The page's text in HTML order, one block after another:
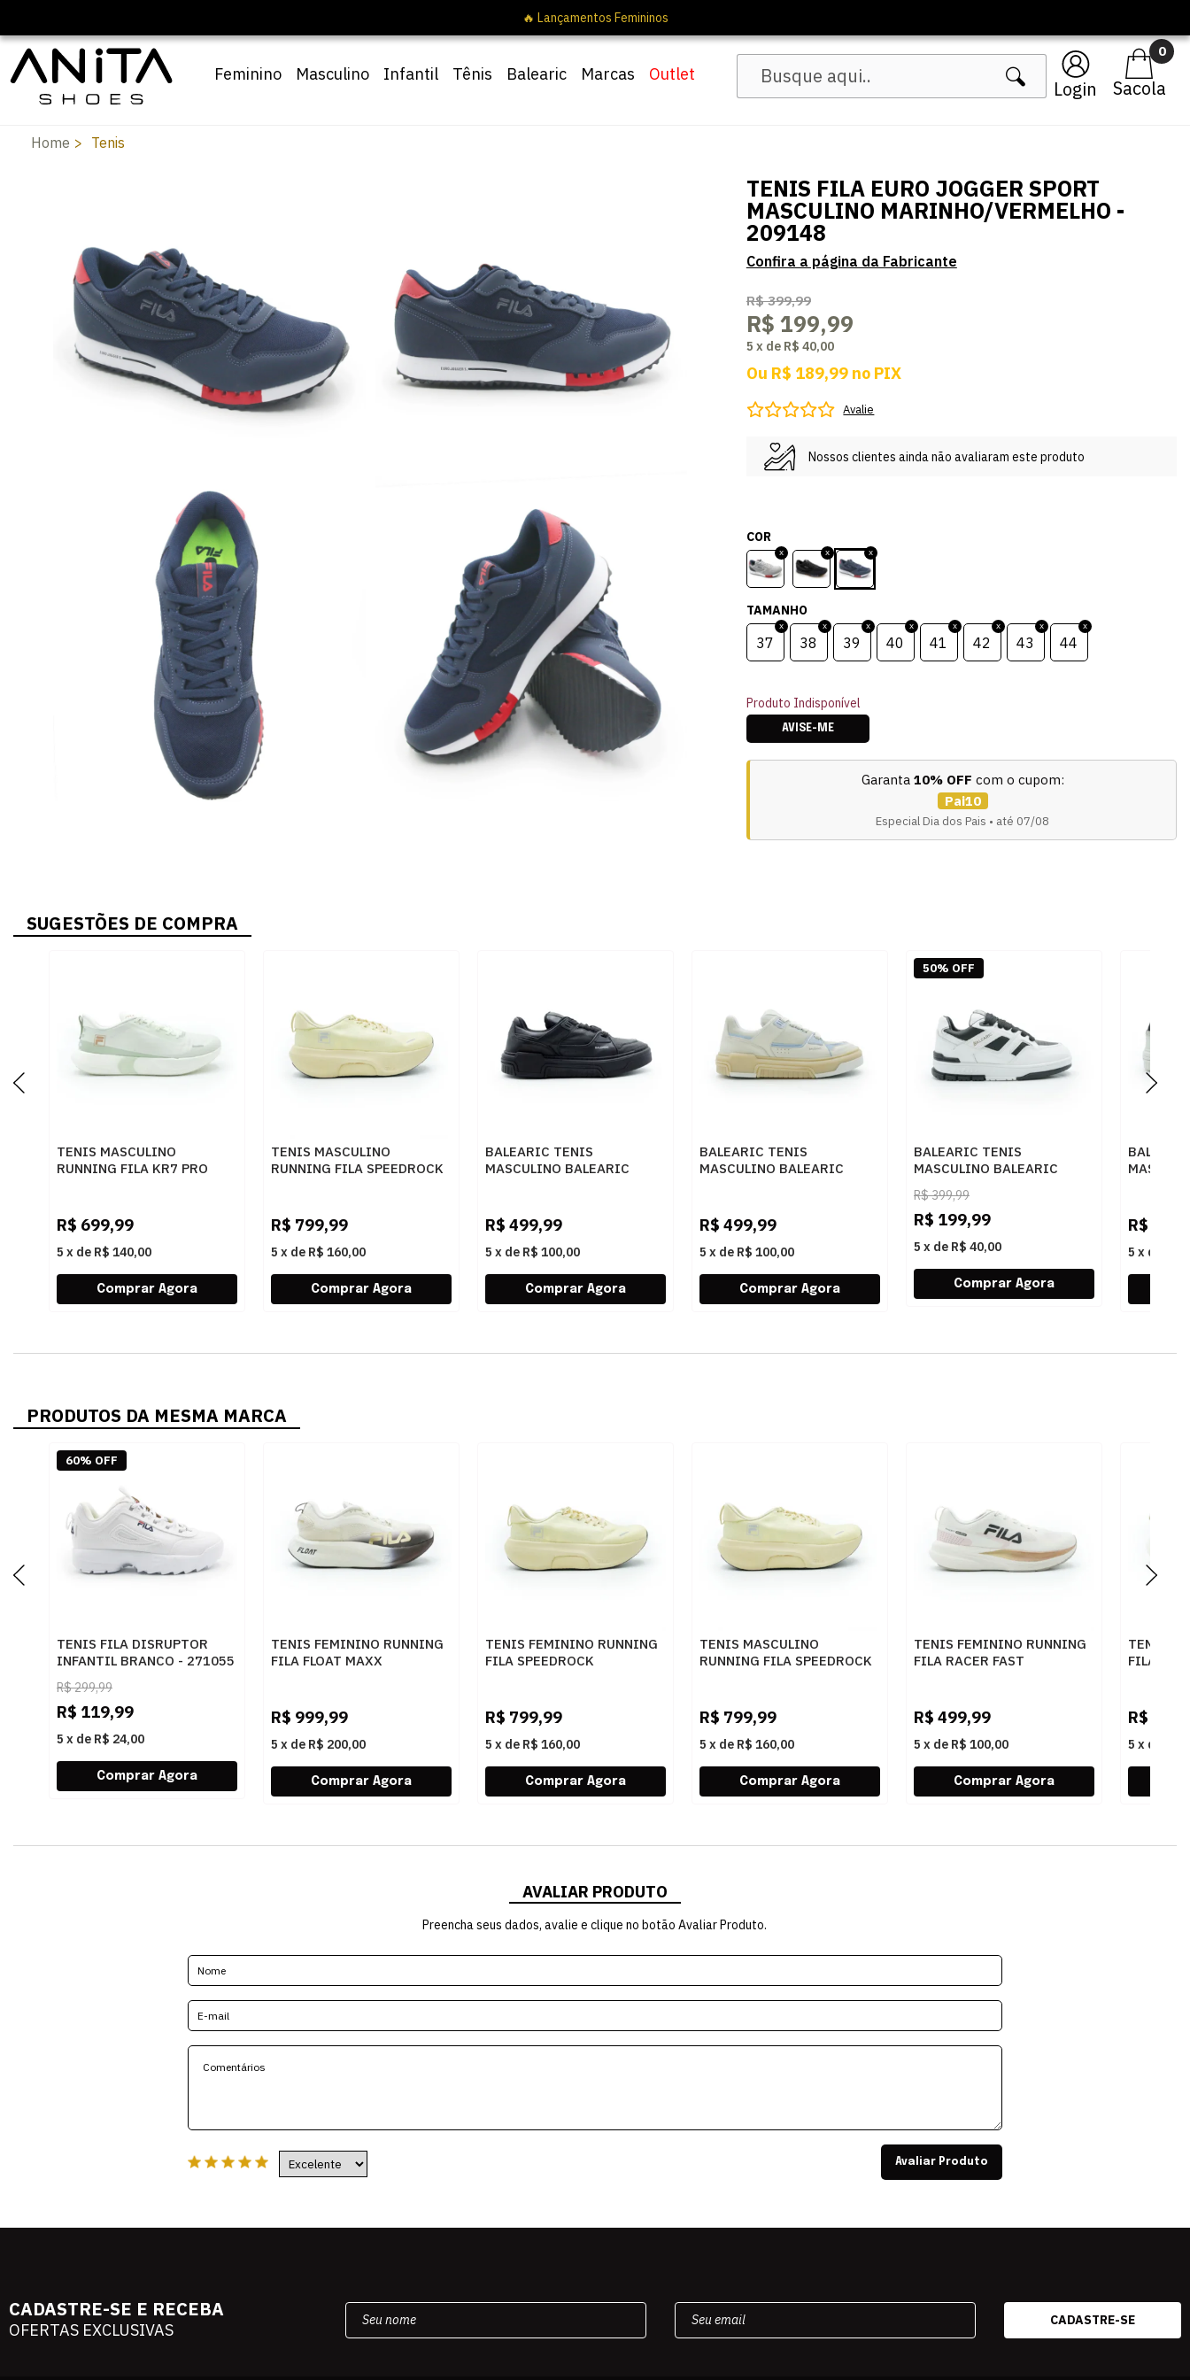
Login
0
Feminino Masculino Infantil Tênis Balearic Marcas Outlet
Home Tenis
TENIS FILA EURO JOGGER SPORT
MASCULINO MARINHO/VERMELHO -
209148
R$ 399,99
R$ 199,99
5 x de R$ 40,00
Ou R$ 189,99 no PIX
Avalie
Nossos clientes ainda não avaliaram este produto
COR
TAMANHO
37 38 39 40 41 42 43 44
Produto Indisponível
AVISE-ME
Garanta 10% OFF com o cupom:
Pai10
Especial Dia dos Pais • até 07/08
SUGESTÕES DE COMPRA
TENIS MASCULINO
RUNNING FILA KR7 PRO
R$ 699,99
5 x de R$ 140,00
TENIS MASCULINO
RUNNING FILA SPEEDROCK
R$ 799,99
5 x de R$ 160,00
BALEARIC TENIS
MASCULINO BALEARIC
PRETO
R$ 499,99
5 x de R$ 100,00
BALEARIC TENIS
MASCULINO BALEARIC
R$ 499,99
5 x de R$ 100,00
BALEARIC TENIS
MASCULINO BALEARIC
MAIORCA
RAP65000BATNF93
BRANCOPRETO
R$399,99
R$ 199,99
5 x de R$ 40,00
50% OFF
R$
5 x de
PRODUTOS DA MESMA MARCA
TENIS FILA DISRUPTOR
INFANTIL BRANCO - 271055
R$299,99
R$ 119,99
5 x de R$ 24,00
60% OFF
TENIS FEMININO RUNNING
FILA FLOAT MAXX
R$ 999,99
5 x de R$ 200,00
TENIS FEMININO RUNNING
FILA SPEEDROCK
R$ 799,99
5 x de R$ 160,00
TENIS MASCULINO
RUNNING FILA SPEEDROCK
R$ 799,99
5 x de R$ 160,00
TENIS FEMININO RUNNING
FILA RACER FAST
R$ 499,99
5 x de R$ 100,00
TENIS
FILA
R$
5 x de
AVALIAR PRODUTO
Preencha seus dados, avalie e clique no botão Avaliar Produto.
Avaliar Produto
CADASTRE-SE E RECEBA
OFERTAS EXCLUSIVAS